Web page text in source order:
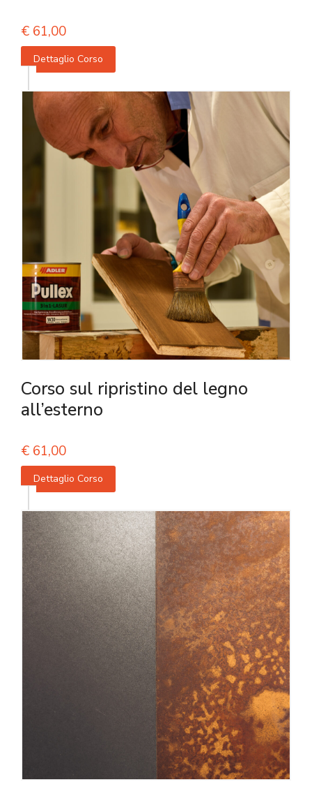
€ 61,00
Dettaglio Corso
Corso sul ripristino del legno
all’esterno
€ 61,00
Dettaglio Corso